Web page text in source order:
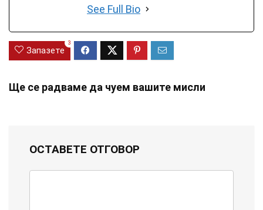
See Full Bio
Запазете
3
Ще се радваме да чуем вашите мисли
ОСТАВЕТЕ ОТГОВОР